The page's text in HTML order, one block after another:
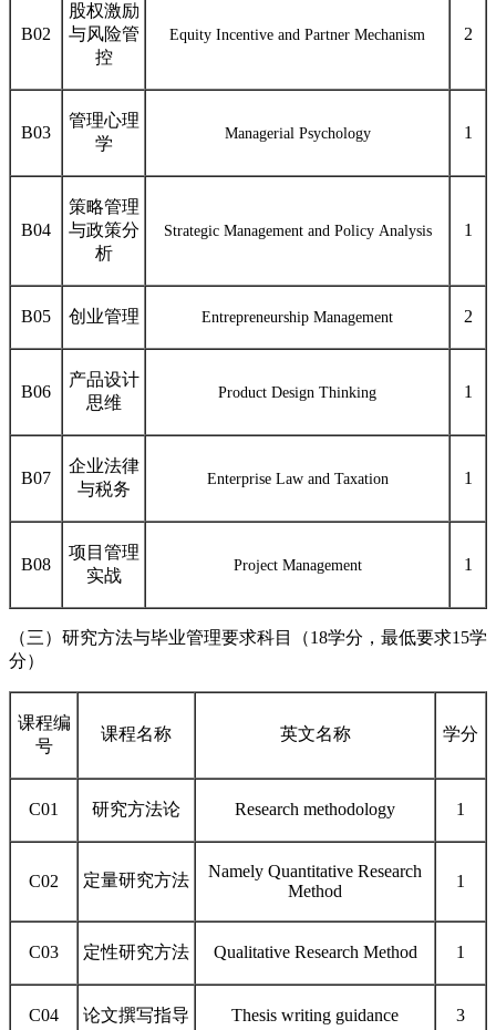
B02
股权激励
与风险管
控
Equity Incentive and Partner Mechanism 2
B03
管理心理
学
Managerial Psychology 1
B04
策略管理
与政策分
析
Strategic Management and Policy Analysis 1
B05 创业管理 Entrepreneurship Management 2
B06
产品设计
思维
Product Design Thinking 1
B07
企业法律
与税务
Enterprise Law and Taxation 1
B08
项目管理
实战
Project Management 1
（三）研究方法与毕业管理要求科目 （18学分， 最低要求15学
分）
课程编
号
课程名称 英文名称 学分
C01 研究方法论 Research methodology 1
C02 定量研究方法
Namely Quantitative Research
Method
1
C03 定性研究方法 Qualitative Research Method 1
C04 论文撰写指导 Thesis writing guidance 3